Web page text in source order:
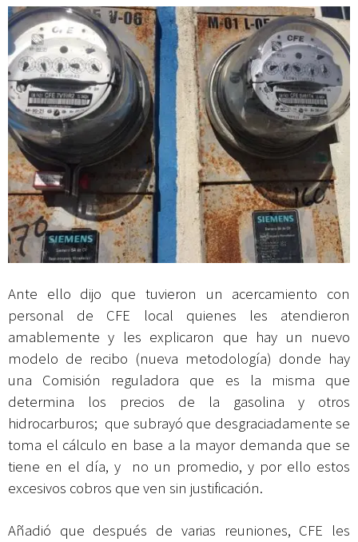
Ante ello dijo que tuvieron un acercamiento con
personal de CFE local quienes les atendieron
amablemente y les explicaron que hay un nuevo
modelo de recibo (nueva metodología) donde hay
una Comisión reguladora que es la misma que
determina los precios de la gasolina y otros
hidrocarburos; que subrayó que desgraciadamente se
toma el cálculo en base a la mayor demanda que se
tiene en el día, y no un promedio, y por ello estos
excesivos cobros que ven sin justificación.
Añadió que después de varias reuniones, CFE les